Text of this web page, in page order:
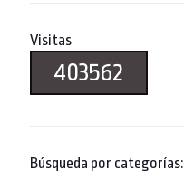
Visitas
403562
Búsqueda por categorías: